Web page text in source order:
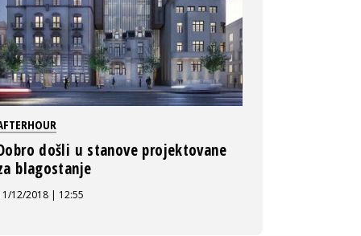
došli u stanove projektovane
blagostanje
12/2018 | 12:55